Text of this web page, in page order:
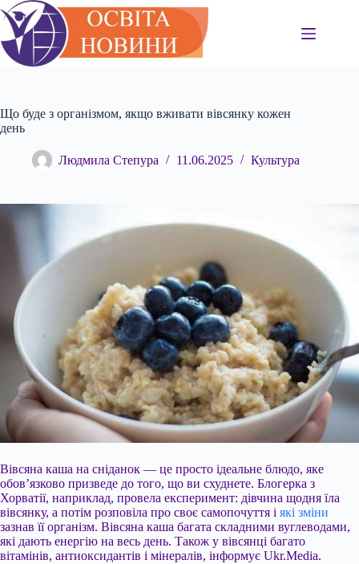
Перейти
до
вмісту
Що буде з організмом, якщо вживати вівсянку кожен
день
Людмила Степура 11.06.2025 Культура
Вівсяна каша на сніданок — це просто ідеальне блюдо, яке
обов’язково призведе до того, що ви схуднете. Блогерка з
Хорватії, наприклад, провела експеримент: дівчина щодня їла
вівсянку, а потім розповіла про своє самопочуття і які зміни
зазнав її організм. Вівсяна каша багата складними вуглеводами,
які дають енергію на весь день. Також у вівсянці багато
вітамінів, антиоксидантів і мінералів, інформує Ukr.Media.